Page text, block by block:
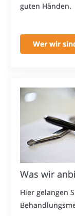
guten Händen.
Wer wir
Was wir
Hier gelangen